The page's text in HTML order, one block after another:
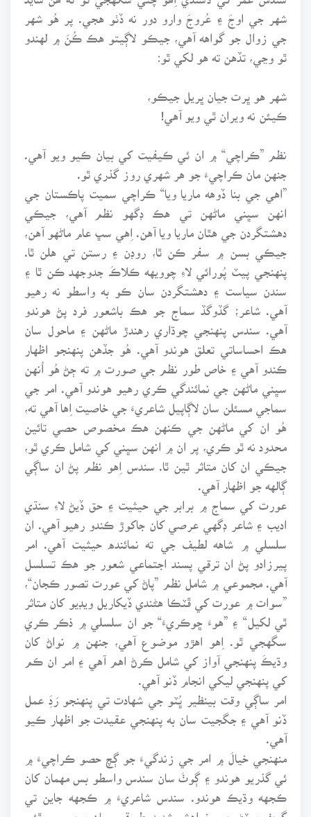
شهر جي اوجَ ۽ عُروجَ وارو دور نه ڏٺو هجي. پر هُو شهر
جي زوال جو گواهه آهي، جيڪو لاڳيتو هڪ ڪُنَ ۾ لهندو
ٿو وڃي، تڏهن ته هو لکي ٿو:
شهر هو ڀرت جيان ڀريل جيڪو،
ڪيئن نه ويران ٿي ويو آهي!
نظم ”ڪراچي“ ۾ ان ئي ڪيفيت کي بيان ڪيو ويو آهي.
جنهن مان ڪراچيءَ جو هر شهري روز گذري ٿو.
”اهي جي بنا ڏوهه ماريا ويا“ ڪراچي سميت پاڪستان جي
انهن سڀني ماڻهن تي هڪ ڊگهو نظم آهي، جيڪي
دهشتگردن جي هٿان ماريا ويا آهن. اِهي سڀ عام ماڻهو آهن،
جيڪي بسن ۾ سفر ڪن ٿا، روڊن ۽ رستن تي هلن ٿا.
پنهنجي پيٽ پُورائي لاءِ چوويهه ڪلاڪَ جدوجهد ڪن ٿا ۽
سندن سياست ۽ دهشتگردن سان ڪو به واسطو نه رهيو
آهي. شاعر؛ گڏوگڏ سماج جو هڪ باشعور فرد پڻ هوندو
آهي. سندس پنهنجي چوڌاري رهندڙ ماڻهن ۽ ماحول سان
هڪ احساساتي تعلق هوندو آهي. هُو جڏهن پنهنجو اظهار
ڪندو آهي ۽ خاص طور نظم جي صورت ۾ ته ڄڻ هُو اُنهن
سڀني ماڻهن جي نمائندگي ڪري رهيو هوندو آهي. امر جي
سماجي مسئلن سان لاڳاپيل شاعريءَ جي خاصيت اِها آهي ته،
هُو ان کي ماڻهن جي ڪنهن هڪ مخصوص حصي تائين
محدود نه ٿو ڪري، پر ان ۾ انهن سڀني کي شامل ڪري ٿو،
جيڪي ان کان متاثر ٿين ٿا. سندس اِهو نظم پڻ ان ساڳي
ڳالهه جو اظهار آهي.
عورت کي سماج ۾ برابر جي حيثيت ۽ حق ڏيڻ لاءِ سنڌي
اديب ۽ شاعر ڊگهي عرصي کان جاکوڙ ڪندو رهيو آهي. ان
سلسلي ۾ شاهه لطيف جي ته نمائنده حيثيت آهي. امر
پيرزادو پڻ ان ترقي پسند اجتماعي شعور جو هڪ تسلسل
آهي. مجموعي ۾ شامل نظم ”پاڻ کي عورت تصور ڪجان“،
”سوات ۾ عورت کي ڦٽڪا هڻندي ڏيکاريل ويڊيو کان متاثر
ٿي لکيل“ ۽ ”هوءَ ڇوڪريءَ“ جو ان سلسلي ۾ ذڪر ڪري
سگهجي ٿو. اِهو اهڙو موضوع آهي، جنهن ۾ نواڻ کان
وڌيڪَ پنهنجي آواز کي شامل ڪرڻ اهم آهي ۽ امر ان ڪم
کي پنهنجي ليکي انجام ڏنو آهي.
امر ساڳي وقت بينظير ڀُٽو جي شهادت تي پنهنجو رَدَِ عمل
ڏنو آهي ۽ جگجيت سان به پنهنجي عقيدت جو اظهار ڪيو
آهي.
منهنجي خيالَ ۾ امر جي زندگيءَ جو ڳچ حصو ڪراچيءَ ۾
ئي گذريو هوندو ۽ ڳوٺَ سان سندس واسطو بس مهمان کان
ڪجهه وڌيڪ هوندو. سندس شاعريءَ ۾ ڪجهه جاين تي
ڳوٺ موٽڻ جي خواهش شديد طريقي سان محسوس ٿئي